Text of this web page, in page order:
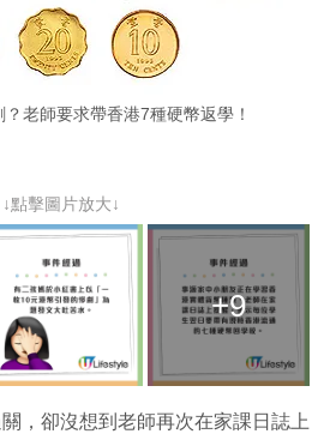
老師要求帶香港7種硬幣返學！
↓點擊圖片放大↓
+9
，卻沒想到老師再次在家課日誌上